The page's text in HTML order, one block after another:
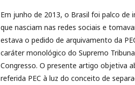
Em junho de 2013, o Brasil foi palco de
que nasciam nas redes sociais e
estava o pedido de arquivamento da
caráter monológico do Supremo
Congresso. O presente artigo objetiva
referida PEC à luz do conceito de